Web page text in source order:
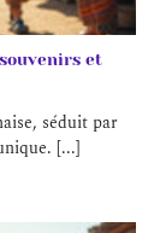
et
séduit par
[...]